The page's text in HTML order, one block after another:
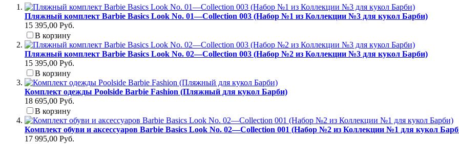
Пляжный комплект Barbie Basics Look No. 01—Collection 003 (Набор №1 из Коллекции №3 для кукол Барби)
15 395,00 Руб.
В корзину
Пляжный комплект Barbie Basics Look No. 02—Collection 003 (Набор №2 из Коллекции №3 для кукол Барби)
15 395,00 Руб.
В корзину
Комплект одежды Poolside Barbie Fashion (Пляжный для кукол Барби)
18 695,00 Руб.
В корзину
Комплект обуви и аксессуаров Barbie Basics Look No. 02—Collection 001 (Набор №2 из Коллекции №1 для кукол
17 995,00 Руб.